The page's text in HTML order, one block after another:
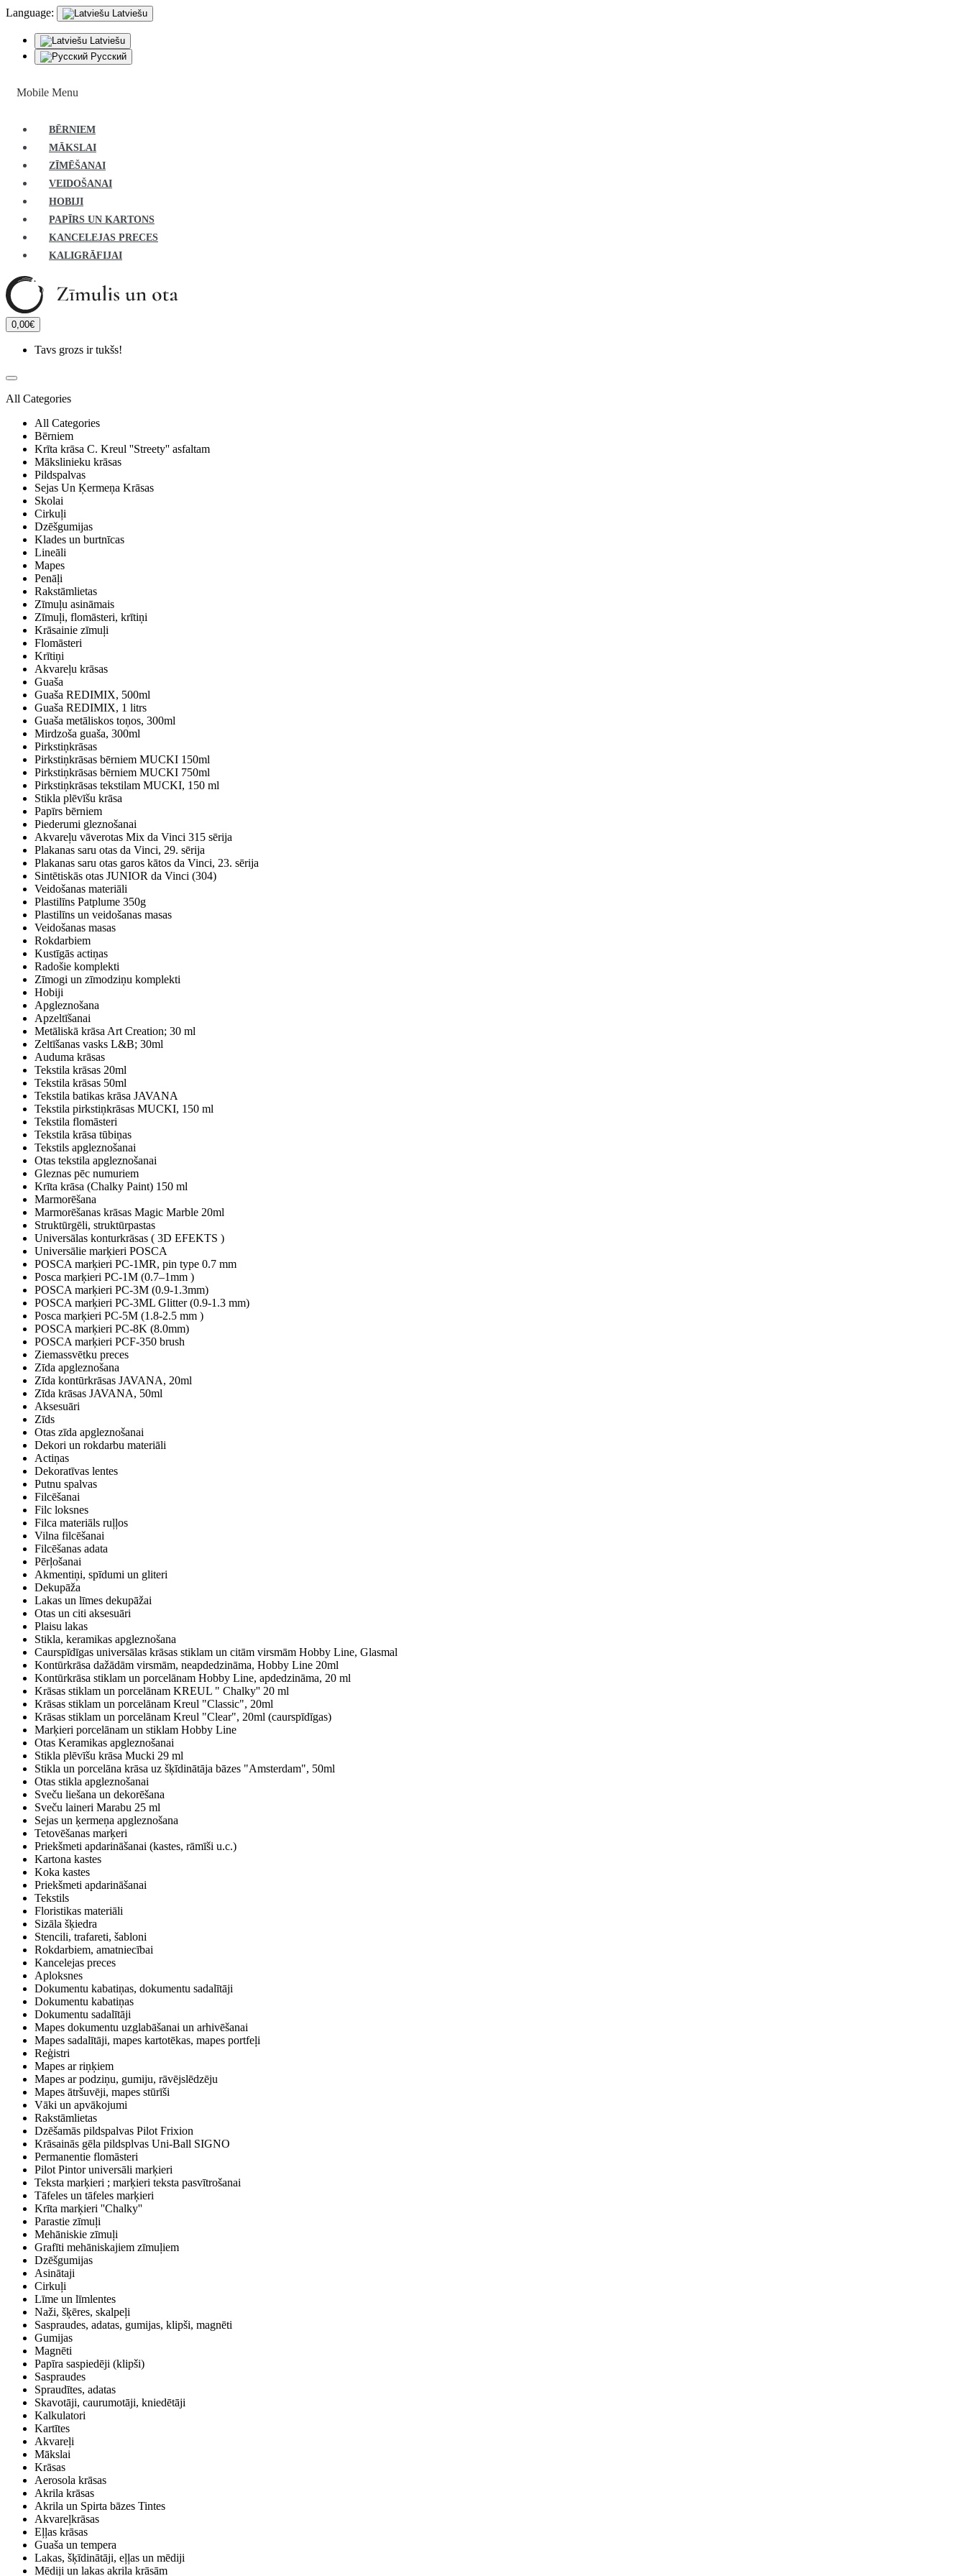
Language: Latviešu
Latviešu
Русский
Mobile Menu
BĒRNIEM
MĀKSLAI
ZĪMĒŠANAI
VEIDOŠANAI
HOBIJI
PAPĪRS UN KARTONS
KANCELEJAS PRECES
KALIGRĀFIJAI
0,00€
Tavs grozs ir tukšs!
All Categories
All Categories
Bērniem
Krīta krāsa C. Kreul ''Streety'' asfaltam
Mākslinieku krāsas
Pildspalvas
Sejas Un Ķermeņa Krāsas
Skolai
Cirkuļi
Dzēšgumijas
Klades un burtnīcas
Lineāli
Mapes
Penāļi
Rakstāmlietas
Zīmuļu asināmais
Zīmuļi, flomāsteri, krītiņi
Krāsainie zīmuļi
Flomāsteri
Krītiņi
Akvareļu krāsas
Guaša
Guaša REDIMIX, 500ml
Guaša REDIMIX, 1 litrs
Guaša metāliskos toņos, 300ml
Mirdzoša guaša, 300ml
Pirkstiņkrāsas
Pirkstiņkrāsas bērniem MUCKI 150ml
Pirkstiņkrāsas bērniem MUCKI 750ml
Pirkstiņkrāsas tekstilam MUCKI, 150 ml
Stikla plēvīšu krāsa
Papīrs bērniem
Piederumi gleznošanai
Akvareļu vāverotas Mix da Vinci 315 sērija
Plakanas saru otas da Vinci, 29. sērija
Plakanas saru otas garos kātos da Vinci, 23. sērija
Sintētiskās otas JUNIOR da Vinci (304)
Veidošanas materiāli
Plastilīns Patplume 350g
Plastilīns un veidošanas masas
Veidošanas masas
Rokdarbiem
Kustīgās actiņas
Radošie komplekti
Zīmogi un zīmodziņu komplekti
Hobiji
Apgleznošana
Apzeltīšanai
Metāliskā krāsa Art Creation; 30 ml
Zeltīšanas vasks L&B; 30ml
Auduma krāsas
Tekstila krāsas 20ml
Tekstila krāsas 50ml
Tekstila batikas krāsa JAVANA
Tekstila pirkstiņkrāsas MUCKI, 150 ml
Tekstila flomāsteri
Tekstila krāsa tūbiņas
Tekstils apgleznošanai
Otas tekstila apgleznošanai
Gleznas pēc numuriem
Krīta krāsa (Chalky Paint) 150 ml
Marmorēšana
Marmorēšanas krāsas Magic Marble 20ml
Struktūrgēli, struktūrpastas
Universālas konturkrāsas ( 3D EFEKTS )
Universālie marķieri POSCA
POSCA marķieri PC-1MR, pin type 0.7 mm
Posca marķieri PC-1M (0.7–1mm )
POSCA marķieri PC-3M (0.9-1.3mm)
POSCA marķieri PC-3ML Glitter (0.9-1.3 mm)
Posca marķieri PC-5M (1.8-2.5 mm )
POSCA marķieri PC-8K (8.0mm)
POSCA marķieri PCF-350 brush
Ziemassvētku preces
Zīda apgleznošana
Zīda kontūrkrāsas JAVANA, 20ml
Zīda krāsas JAVANA, 50ml
Aksesuāri
Zīds
Otas zīda apgleznošanai
Dekori un rokdarbu materiāli
Actiņas
Dekoratīvas lentes
Putnu spalvas
Filcēšanai
Filc loksnes
Filca materiāls ruļļos
Vilna filcēšanai
Filcēšanas adata
Pērļošanai
Akmentiņi, spīdumi un gliteri
Dekupāža
Lakas un līmes dekupāžai
Otas un citi aksesuāri
Plaisu lakas
Stikla, keramikas apgleznošana
Caurspīdīgas universālas krāsas stiklam un citām virsmām Hobby Line, Glasmal
Kontūrkrāsa dažādām virsmām, neapdedzināma, Hobby Line 20ml
Kontūrkrāsa stiklam un porcelānam Hobby Line, apdedzināma, 20 ml
Krāsas stiklam un porcelānam KREUL " Chalky'' 20 ml
Krāsas stiklam un porcelānam Kreul "Classic", 20ml
Krāsas stiklam un porcelānam Kreul "Clear", 20ml (caurspīdīgas)
Marķieri porcelānam un stiklam Hobby Line
Otas Keramikas apgleznošanai
Stikla plēvīšu krāsa Mucki 29 ml
Stikla un porcelāna krāsa uz šķīdinātāja bāzes "Amsterdam", 50ml
Otas stikla apgleznošanai
Sveču liešana un dekorēšana
Sveču laineri Marabu 25 ml
Sejas un ķermeņa apgleznošana
Tetovēšanas marķeri
Priekšmeti apdarināšanai (kastes, rāmīši u.c.)
Kartona kastes
Koka kastes
Priekšmeti apdarināšanai
Tekstils
Floristikas materiāli
Sizāla šķiedra
Stencili, trafareti, šabloni
Rokdarbiem, amatniecībai
Kancelejas preces
Aploksnes
Dokumentu kabatiņas, dokumentu sadalītāji
Dokumentu kabatiņas
Dokumentu sadalītāji
Mapes dokumentu uzglabāšanai un arhivēšanai
Mapes sadalītāji, mapes kartotēkas, mapes portfeļi
Reģistri
Mapes ar riņķiem
Mapes ar podziņu, gumiju, rāvējslēdzēju
Mapes ātršuvēji, mapes stūrīši
Vāki un apvākojumi
Rakstāmlietas
Dzēšamās pildspalvas Pilot Frixion
Krāsainās gēla pildsplvas Uni-Ball SIGNO
Permanentie flomāsteri
Pilot Pintor universāli marķieri
Teksta marķieri ; marķieri teksta pasvītrošanai
Tāfeles un tāfeles marķieri
Krīta marķieri ''Chalky''
Parastie zīmuļi
Mehāniskie zīmuļi
Grafīti mehāniskajiem zīmuļiem
Dzēšgumijas
Asinātaji
Cirkuļi
Līme un līmlentes
Naži, šķēres, skalpeļi
Saspraudes, adatas, gumijas, klipši, magnēti
Gumijas
Magnēti
Papīra saspiedēji (klipši)
Saspraudes
Spraudītes, adatas
Skavotāji, caurumotāji, kniedētāji
Kalkulatori
Kartītes
Akvareļi
Mākslai
Krāsas
Aerosola krāsas
Akrila krāsas
Akrila un Spirta bāzes Tintes
Akvareļkrāsas
Eļļas krāsas
Guaša un tempera
Lakas, šķīdinātāji, eļļas un mēdiji
Mēdiji un lakas akrila krāsām